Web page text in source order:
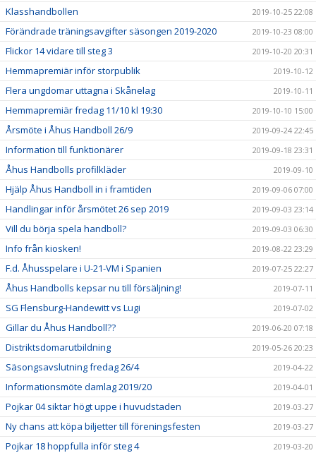
Klasshandbollen 2019-10-25 22:08
Förändrade träningsavgifter säsongen 2019-2020 2019-10-23 08:00
Flickor 14 vidare till steg 3 2019-10-20 20:31
Hemmapremiär inför storpublik 2019-10-12
Flera ungdomar uttagna i Skånelag 2019-10-11
Hemmapremiär fredag 11/10 kl 19:30 2019-10-10 15:00
Årsmöte i Åhus Handboll 26/9 2019-09-24 22:45
Information till funktionärer 2019-09-18 23:31
Åhus Handbolls profilkläder 2019-09-10
Hjälp Åhus Handboll in i framtiden 2019-09-06 07:00
Handlingar inför årsmötet 26 sep 2019 2019-09-03 23:14
Vill du börja spela handboll? 2019-09-03 06:30
Info från kiosken! 2019-08-22 23:29
F.d. Åhusspelare i U-21-VM i Spanien 2019-07-25 22:27
Åhus Handbolls kepsar nu till försäljning! 2019-07-11
SG Flensburg-Handewitt vs Lugi 2019-07-02
Gillar du Åhus Handboll?? 2019-06-20 07:18
Distriktsdomarutbildning 2019-05-26 20:23
Säsongsavslutning fredag 26/4 2019-04-22
Informationsmöte damlag 2019/20 2019-04-01
Pojkar 04 siktar högt uppe i huvudstaden 2019-03-27
Ny chans att köpa biljetter till föreningsfesten 2019-03-27
Pojkar 18 hoppfulla inför steg 4 2019-03-20